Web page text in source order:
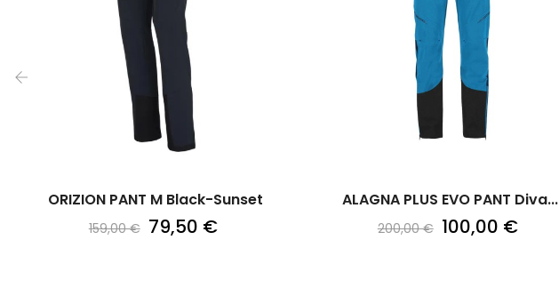
ORIZION PANT M Black-Sunset
159,00 € 79,50 €
ALAGNA PLUS EVO PANT Diva...
200,00 € 100,00 €